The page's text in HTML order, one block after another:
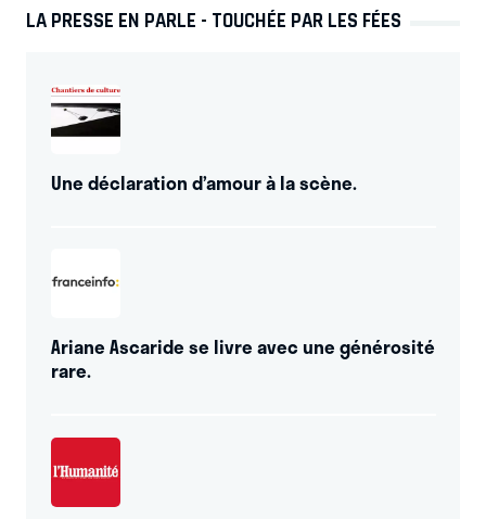
LA PRESSE EN PARLE - TOUCHÉE PAR LES FÉES
Une déclaration d’amour à la scène.
Ariane Ascaride se livre avec une générosité
rare.